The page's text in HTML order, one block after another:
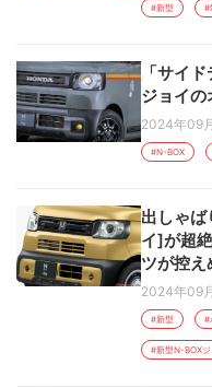
#新型
「サイ
ジョイの
2024年09
#N-BOX
出しゃ
イ]が超
ツが控え
2024年09
#新型 #
#新型N-BOX